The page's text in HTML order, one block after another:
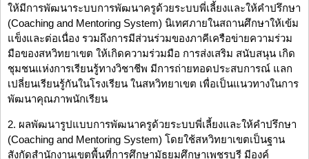
ให้มีการพัฒนาระบบการพัฒนาครูด้วยระบบพี่เลี้ยงและให้คำปรึกษา
(Coaching and Mentoring System) นิเทศภายในสถานศึกษาให้เข้ม
แข็งและต่อเนื่อง รวมถึงการมีส่วนร่วมของภาคีเครือข่ายความร่วม
มือของสหวิทยาเขต ให้เกิดความร่วมมือ การส่งเสริม สนับสนุน เกิด
ชุมชนแห่งการเรียนรู้ทางวิชาชีพ มีการถ่ายทอดประสบการณ์ แลก
เปลี่ยนเรียนรู้กันในโรงเรียน ในสหวิทยาเขต เพื่อเป็นแนวทางในการ
พัฒนาคุณภาพนักเรียน
2. ผลพัฒนารูปแบบการพัฒนาครูด้วยระบบพี่เลี้ยงและให้คำปรึกษา
(Coaching and Mentoring System) โดยใช้สหวิทยาเขตเป็นฐาน
สังกัดสำนักงานเขตพื้นที่การศึกษามัธยมศึกษาเพชรบุรี มีองค์